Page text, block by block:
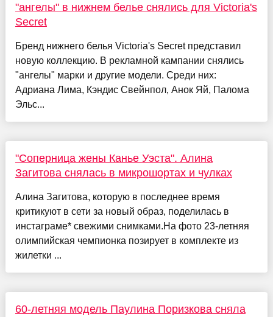
"ангелы" в нижнем белье снялись для Victoria's
Secret
Бренд нижнего белья Victoria's Secret представил
новую коллекцию. В рекламной кампании снялись
"ангелы" марки и другие модели. Среди них:
Адриана Лима, Кэндис Свейнпол, Анок Яй, Палома
Эльс...
"Соперница жены Канье Уэста". Алина
Загитова снялась в микрошортах и чулках
Алина Загитова, которую в последнее время
критикуют в сети за новый образ, поделилась в
инстаграме* свежими снимками.На фото 23-летняя
олимпийская чемпионка позирует в комплекте из
жилетки ...
60-летняя модель Паулина Поризкова сняла